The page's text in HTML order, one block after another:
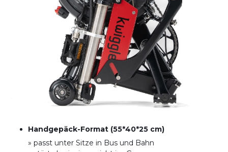
Handgepäck-Format (55*40*25 cm)
» passt unter Sitze in Bus und Bahn